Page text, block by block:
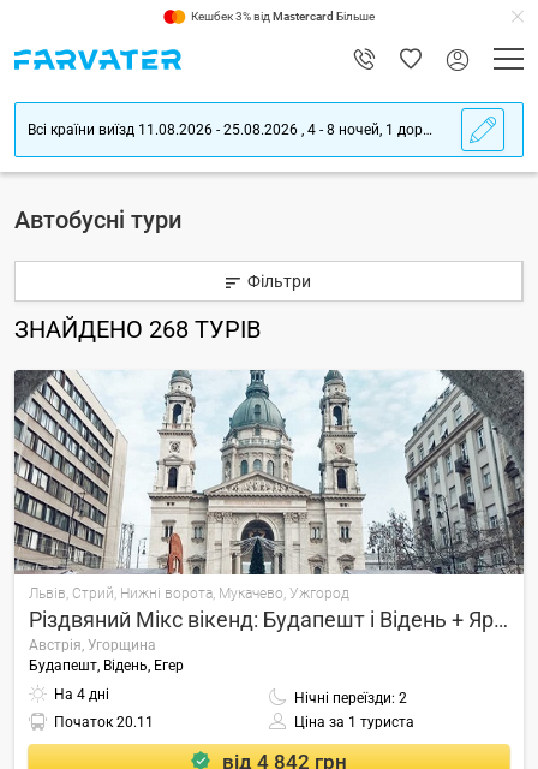
Кешбек 3% від Mastercard Більше
Всі країни виїзд 11.08.2026 - 25.08.2026 , 4 - 8 ночей, 1 дорослого
Автобусні тури
Фільтри
ЗНАЙДЕНО 268 ТУРІВ
Львів, Стрий, Нижні ворота, Мукачево, Ужгород
Різдвяний Мікс вікенд: Будапешт і Відень + Ярмарки!
Австрія, Угорщина
Будапешт, Відень, Егер
На 4 дні
Нічні переїзди: 2
Початок 20.11 Ціна за 1 туриста
від 4 842 грн